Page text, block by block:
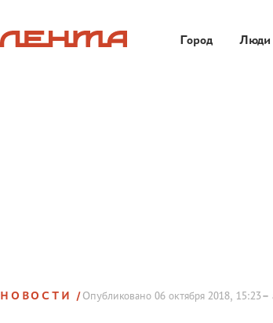
Город Люди
НОВОСТИ Опубликовано06 октября 2018, 15:23